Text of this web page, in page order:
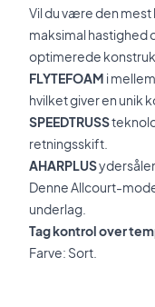
Vil du være den mest
maksimal hastighed
optimerede
FLYTEFOAM i
hvilket giver en unik
SPEEDTRUSS
retningsskift.
AHARPLUS
Denne Allcourt-
underlag.
Tag kontrol over
Farve: Sort.